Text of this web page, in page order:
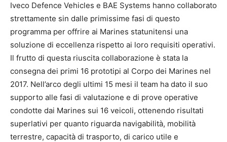
Iveco Defence Vehicles e BAE Systems hanno collaborato
strettamente sin dalle primissime fasi di questo
programma per offrire ai Marines statunitensi una
soluzione di eccellenza rispetto ai loro requisiti operativi.
Il frutto di questa riuscita collaborazione è stata la
consegna dei primi 16 prototipi al Corpo dei Marines nel
2017. Nell’arco degli ultimi 15 mesi il team ha dato il suo
supporto alle fasi di valutazione e di prove operative
condotte dai Marines sui 16 veicoli, ottenendo risultati
superlativi per quanto riguarda navigabilità, mobilità
terrestre, capacità di trasporto, di carico utile e